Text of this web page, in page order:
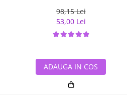
98,15 Lei
53,00 Lei
ADAUGA IN COS